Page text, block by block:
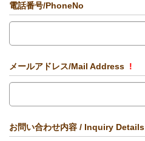
電話番号/PhoneNo
メールアドレス/Mail Address !
お問い合わせ内容 / Inquiry Details